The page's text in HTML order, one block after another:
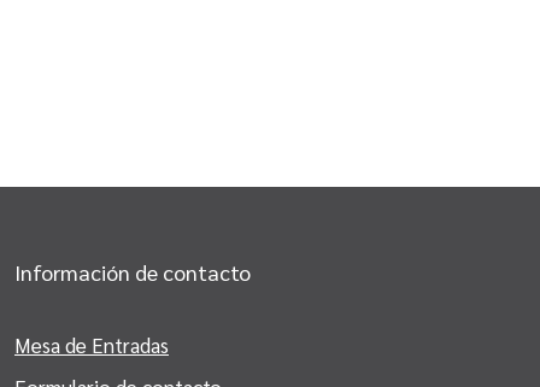
Información de contacto
Mesa de Entradas